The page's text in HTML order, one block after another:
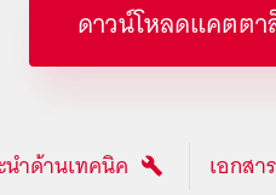
ดาวน์โหลดแคตตา
ำด้านเทคนิค เอกสา